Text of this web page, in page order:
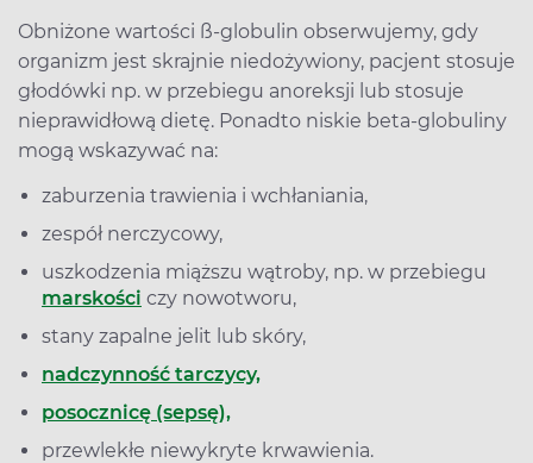
Obniżone wartości ß-globulin obserwujemy, gdy
organizm jest skrajnie niedożywiony, pacjent stosuje
głodówki np. w przebiegu anoreksji lub stosuje
nieprawidłową dietę. Ponadto niskie beta-globuliny
mogą wskazywać na:
zaburzenia trawienia i wchłaniania,
zespół nerczycowy,
uszkodzenia miąższu wątroby, np. w przebiegu
marskości czy nowotworu,
stany zapalne jelit lub skóry,
nadczynność tarczycy,
posocznicę (sepsę),
przewlekłe niewykryte krwawienia.